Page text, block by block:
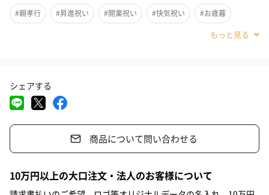
旨みを醸し出す、本格派らーめんです。
引き出物としても大変人気が高い商品です。
#親孝行 #昇進祝い #開業祝い #快気祝い #お歳暮
#息子 #姉
#同僚男性
#父親 #妻 #夫 #女性
#30代 #40代 #60代 #70代 #80代 #90代
シェアする
商品について問い合わせる
10万円以上の大口注文・法人のお客様について